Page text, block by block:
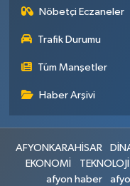
Nöbetçi Eczaneler
Trafik Durumu
Tüm Manşetler
Haber Arşivi
AFYONKARAHİSAR
EKONOMİ
TEKNOLOJİ
afyon haber